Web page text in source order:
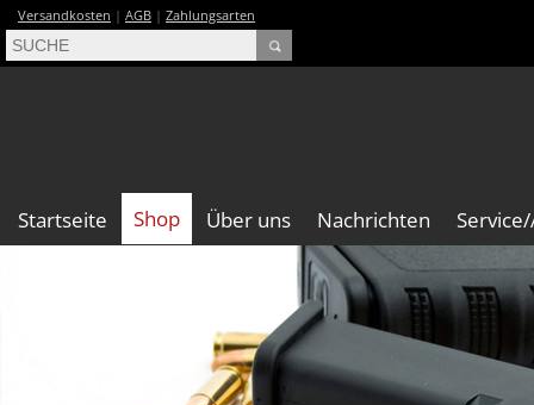
Versandkosten | AGB | Zahlungsarten
Startseite Shop Über uns Nachrichten